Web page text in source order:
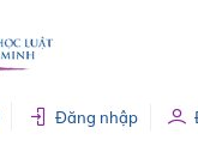
Đăng nhập